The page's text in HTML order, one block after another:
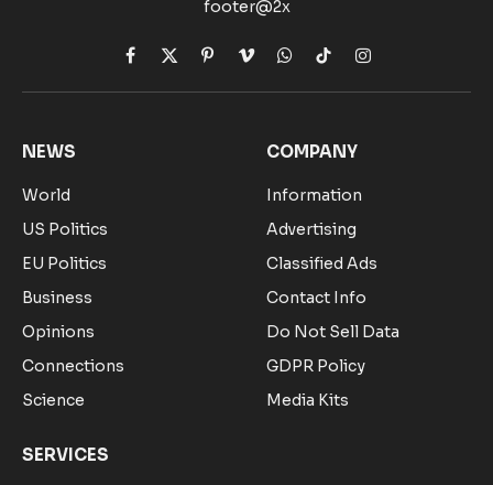
Facebook
X
(Twitter)
Pinterest
VimeoWhatsApp
TikTokInstagram
NEWS
World
US Politics
EU Politics
Business
Opinions
Connections
Science
COMPANY
Information
Advertising
Classified Ads
Contact Info
Do Not Sell Data
GDPR Policy
Media Kits
SERVICES